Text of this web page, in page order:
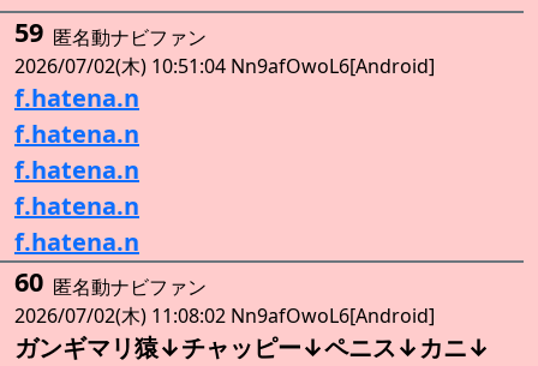
59 匿名動ナビファン
2026/07/02(木) 10:51:04 Nn9afOwoL6[Android]
f.hatena.n
f.hatena.n
f.hatena.n
f.hatena.n
f.hatena.n
60 匿名動ナビファン
2026/07/02(木) 11:08:02 Nn9afOwoL6[Android]
ガンギマリ猿↓チャッピー↓ペニス↓カニ↓